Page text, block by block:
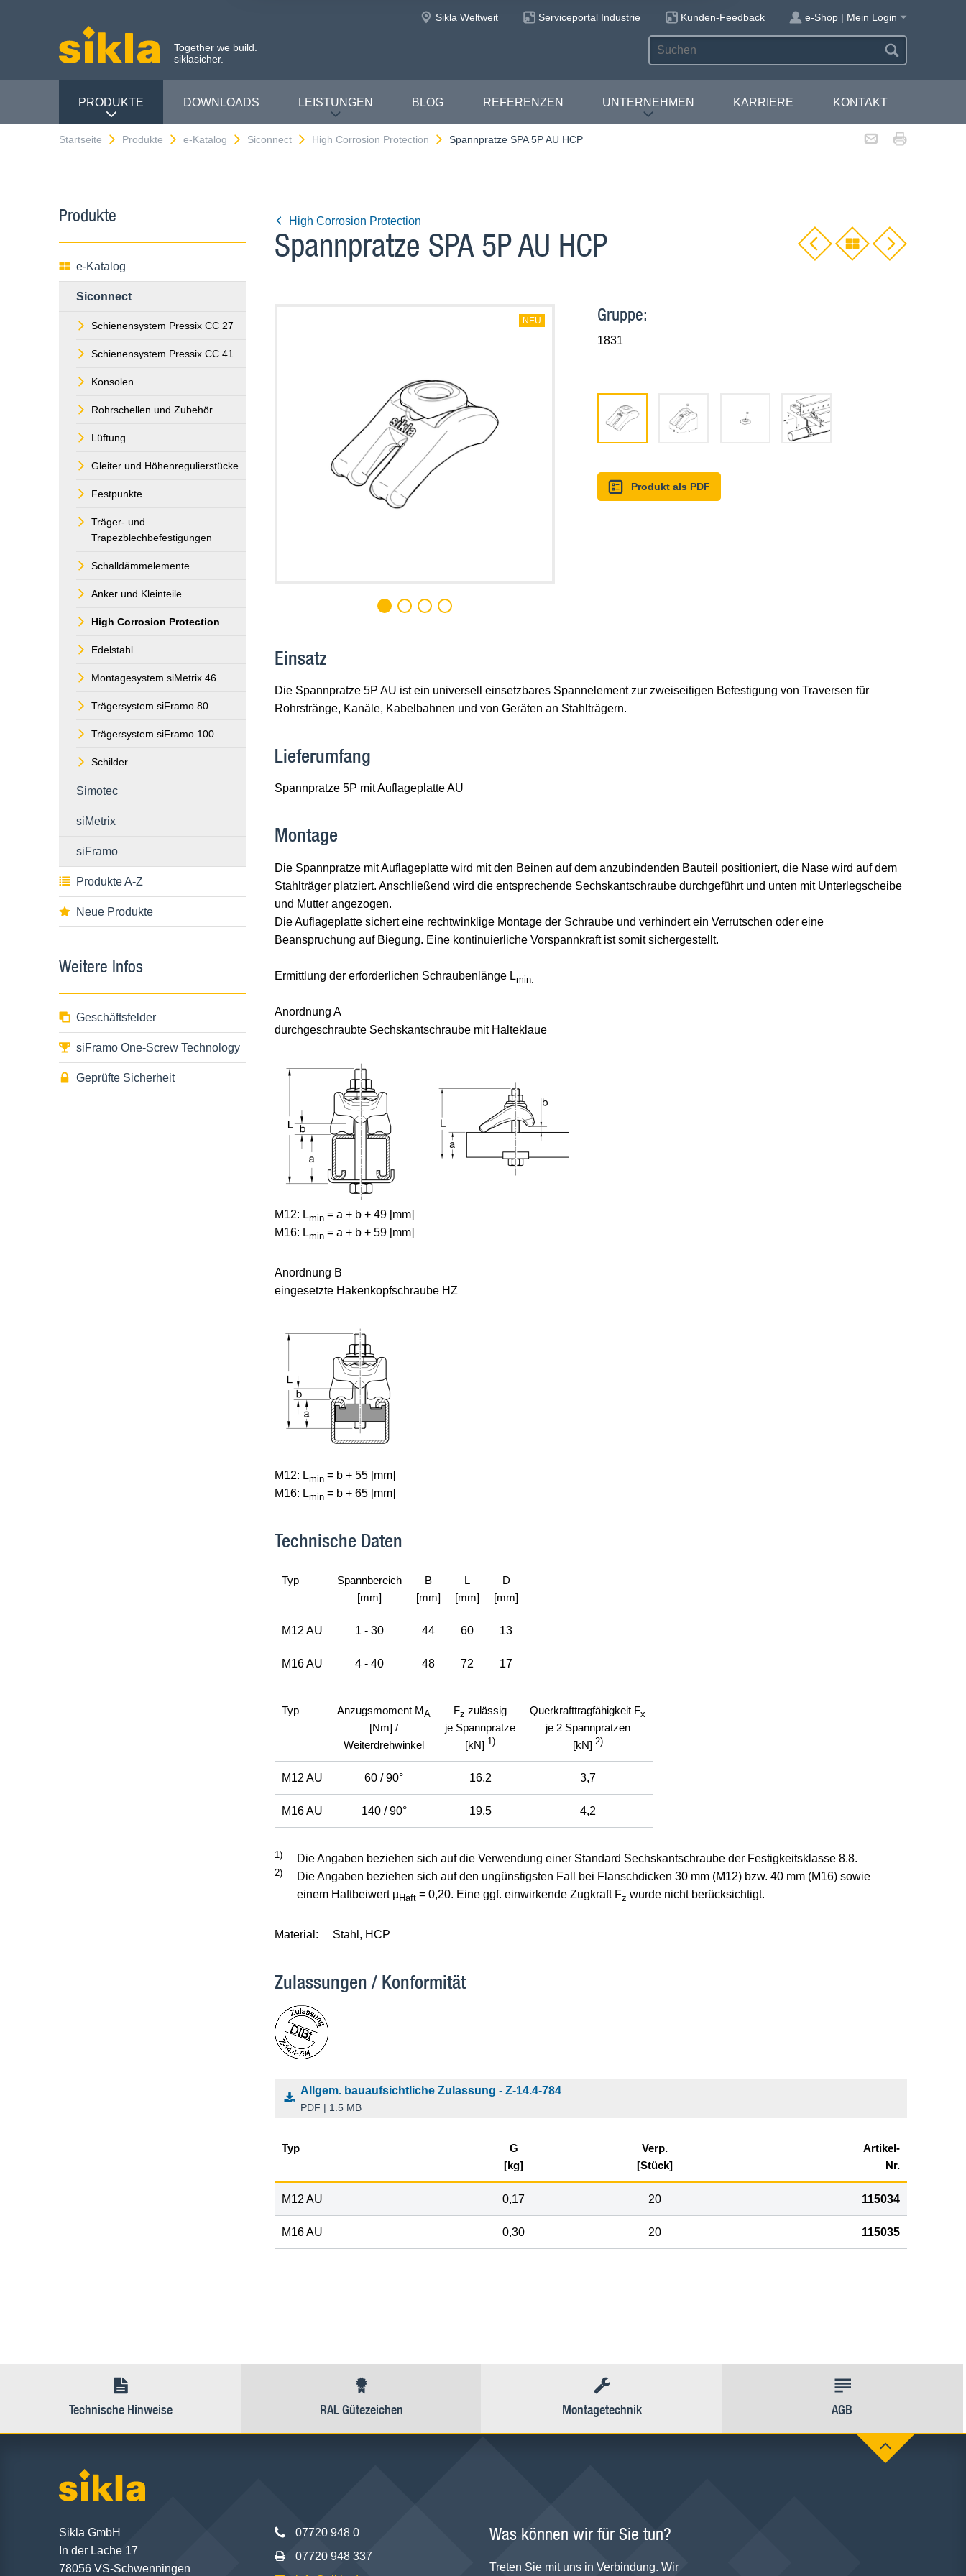
Together we build.
siklasicher.
Sikla Weltweit Serviceportal Industrie Kunden-Feedback e-Shop | Mein Login
PRODUKTE DOWNLOADS LEISTUNGEN BLOG REFERENZEN UNTERNEHMEN KARRIERE KONTAKT
Startseite Produkte e-Katalog Siconnect High Corrosion Protection Spannpratze SPA 5P AU HCP
Produkte
e-Katalog
Siconnect
Schienensystem Pressix CC 27
Schienensystem Pressix CC 41
Konsolen
Rohrschellen und Zubehör
Lüftung
Gleiter und Höhenregulierstücke
Festpunkte
Träger- und
Trapezblechbefestigungen
Schalldämmelemente
Anker und Kleinteile
High Corrosion Protection
Edelstahl
Montagesystem siMetrix 46
Trägersystem siFramo 80
Trägersystem siFramo 100
Schilder
Simotec
siMetrix
siFramo
Produkte A-Z
Neue Produkte
Weitere Infos
Geschäftsfelder
siFramo One-Screw Technology
Geprüfte Sicherheit
High Corrosion Protection
Spannpratze SPA 5P AU HCP
NEU Gruppe:
1831
Produkt als PDF
Einsatz
Die Spannpratze 5P AU ist ein universell einsetzbares Spannelement zur zweiseitigen Befestigung von Traversen für
Rohrstränge, Kanäle, Kabelbahnen und von Geräten an Stahlträgern.
Lieferumfang
Spannpratze 5P mit Auflageplatte AU
Montage
Die Spannpratze mit Auflageplatte wird mit den Beinen auf dem anzubindenden Bauteil positioniert, die Nase wird auf dem
Stahlträger platziert. Anschließend wird die entsprechende Sechskantschraube durchgeführt und unten mit Unterlegscheibe
und Mutter angezogen.
Die Auflageplatte sichert eine rechtwinklige Montage der Schraube und verhindert ein Verrutschen oder eine
Beanspruchung auf Biegung. Eine kontinuierliche Vorspannkraft ist somit sichergestellt.
Ermittlung der erforderlichen Schraubenlänge Lmin:
Anordnung A
durchgeschraubte Sechskantschraube mit Halteklaue
M12: Lmin = a + b + 49 [mm]
M16: Lmin = a + b + 59 [mm]
Anordnung B
eingesetzte Hakenkopfschraube HZ
M12: Lmin = b + 55 [mm]
M16: Lmin = b + 65 [mm]
Technische Daten
Typ
Spannbereich
[mm]
B
[mm]
L
[mm]
D
[mm]
M12 AU 1 - 30 44 60 13
M16 AU 4 - 40 48 72 17
Typ Anzugsmoment MA
[Nm] /
Weiterdrehwinkel
Fz zulässig
je Spannpratze
[kN] 1)
Querkrafttragfähigkeit Fx
je 2 Spannpratzen
[kN] 2)
M12 AU 60 / 90° 16,2 3,7
M16 AU 140 / 90° 19,5 4,2
1) Die Angaben beziehen sich auf die Verwendung einer Standard Sechskantschraube der Festigkeitsklasse 8.8.
2)
Die Angaben beziehen sich auf den ungünstigsten Fall bei Flanschdicken 30 mm (M12) bzw. 40 mm (M16) sowie
einem Haftbeiwert µHaft = 0,20. Eine ggf. einwirkende Zugkraft Fz wurde nicht berücksichtigt.
Material: Stahl, HCP
Zulassungen / Konformität
Allgem. bauaufsichtliche Zulassung - Z-14.4-784
PDF | 1.5 MB
Typ
G
[kg]
Verp.
[Stück]
Artikel-
Nr.
M12 AU 0,17 20 115034
M16 AU 0,30 20 115035
Technische Hinweise RAL Gütezeichen Montagetechnik AGB
Sikla GmbH
In der Lache 17
78056 VS-Schwenningen
07720 948 0
07720 948 337
Was können wir für Sie tun?
Treten Sie mit uns in Verbindung. Wir